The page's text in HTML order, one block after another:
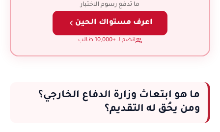
ما تدفع رسوم الاختبار
اعرف مستواك الحين
انضم لـ +10,000 طالب
ما هو ابتعاث وزارة الدفاع الخارجي؟
ومن يحُق له التقديم؟